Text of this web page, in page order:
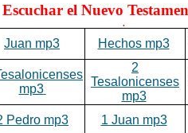
Escuchar el Nuevo
.
Juan mp3 Hechos mp3
mp3
2
Tesalonicenses
mp3
Pedro mp3 1 Juan mp3